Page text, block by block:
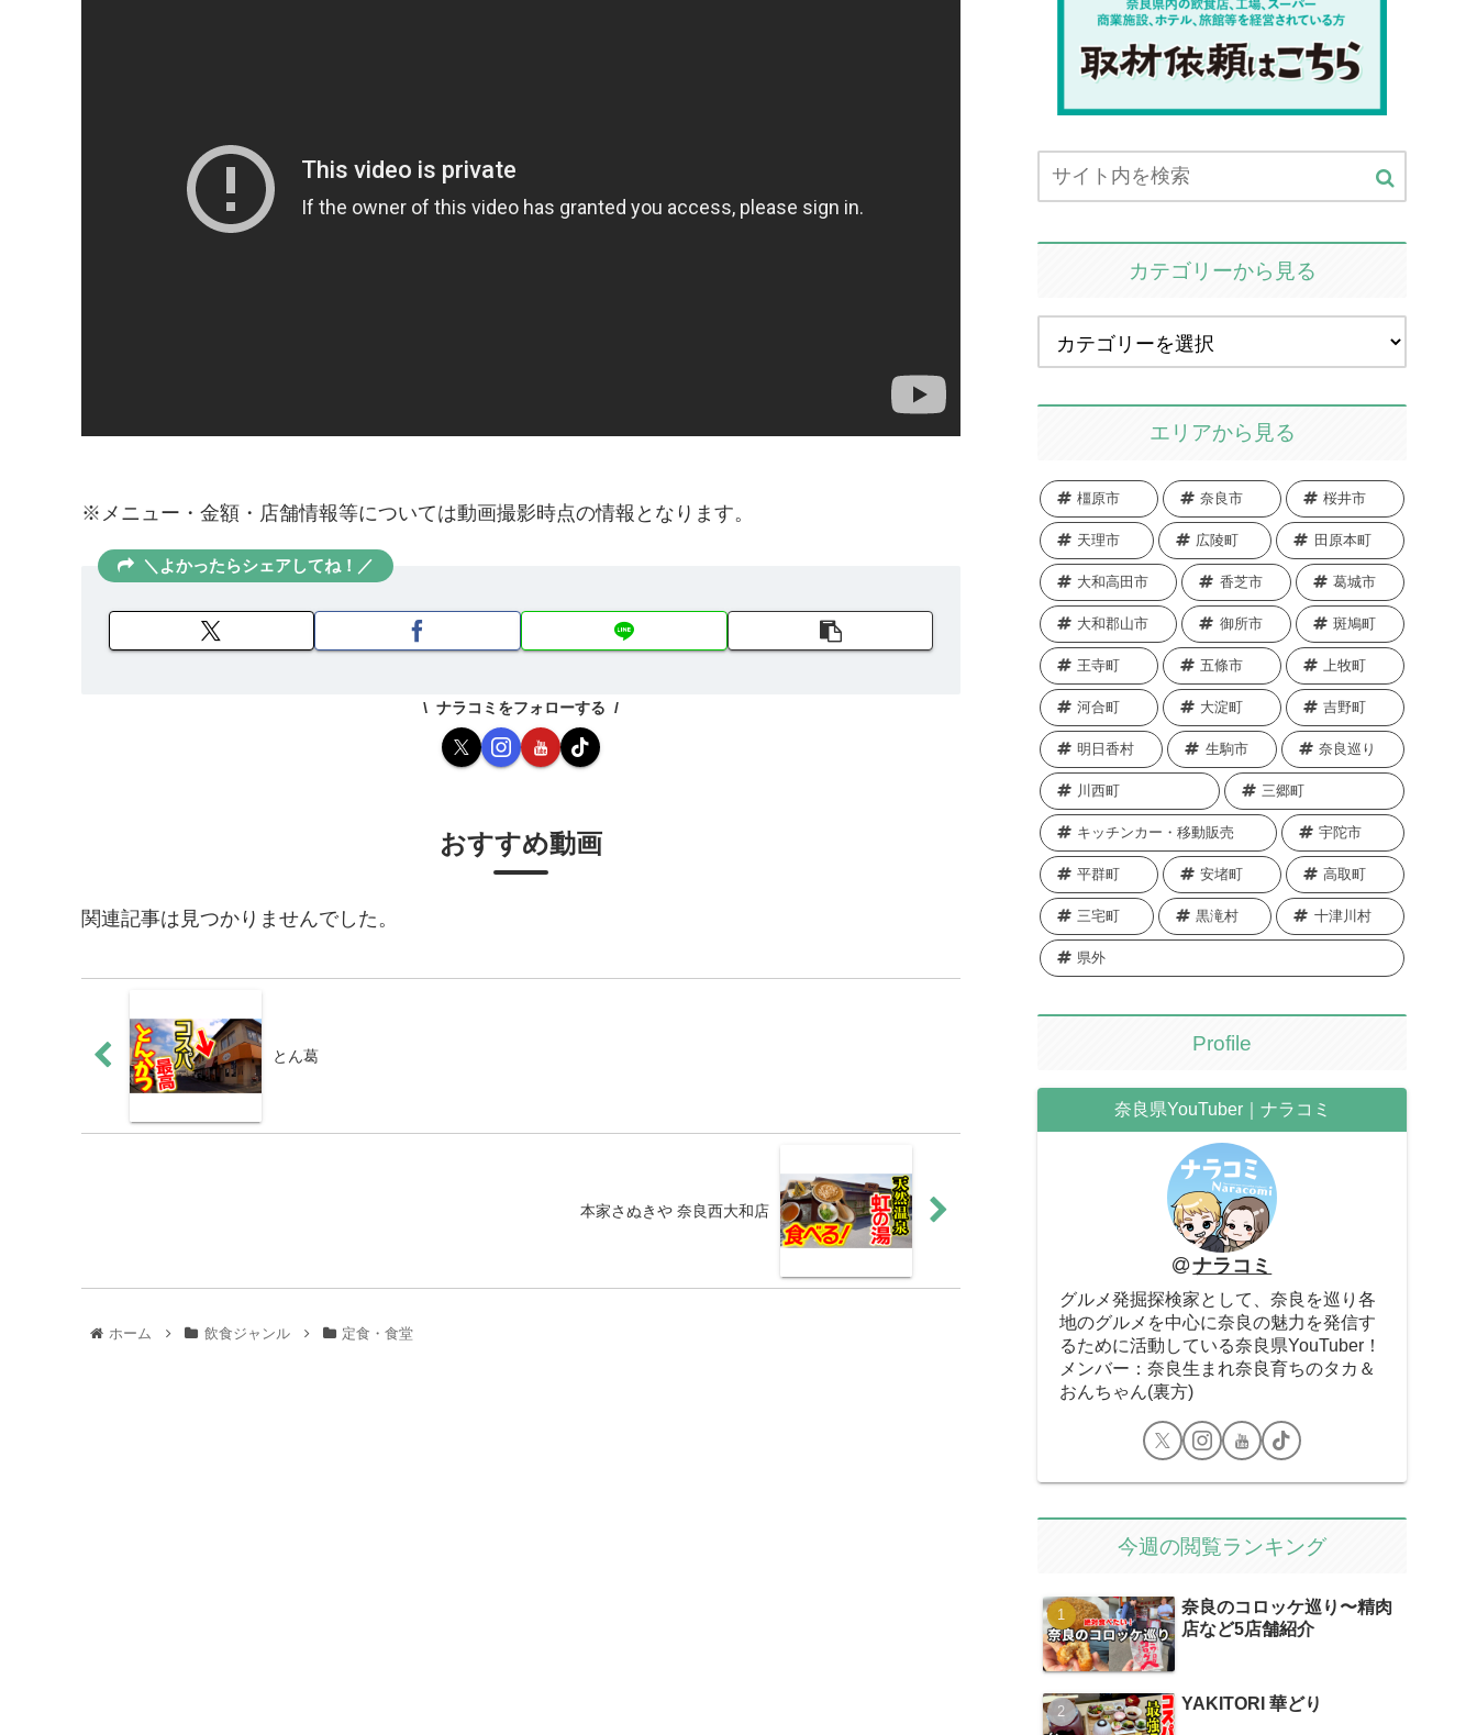
※メニュー・金額・店舗情報等については動画撮影時点の情報となります。
＼よかったらシェアしてね！／
ナラコミをフォローする
おすすめ動画
関連記事は見つかりませんでした。
とん葛
本家さぬきや 奈良西大和店
ホーム 飲食ジャンル 定食・食堂
カテゴリーから見る
エリアから見る
橿原市 奈良市 桜井市
天理市 広陵町 田原本町
大和高田市 香芝市 葛城市
大和郡山市 御所市 斑鳩町
王寺町 五條市 上牧町
河合町 大淀町 吉野町
明日香村 生駒市 奈良巡り
川西町 三郷町
キッチンカー・移動販売 宇陀市
平群町 安堵町 高取町
三宅町 黒滝村 十津川村
県外
Profile
奈良県YouTuber｜ナラコミ
ナラコミ
グルメ発掘探検家として、奈良を巡り各
地のグルメを中心に奈良の魅力を発信す
るために活動している奈良県YouTuber！
メンバー：奈良生まれ奈良育ちのタカ＆
おんちゃん(裏方)
今週の閲覧ランキング
奈良のコロッケ巡り〜精肉
店など5店舗紹介
YAKITORI 華どり